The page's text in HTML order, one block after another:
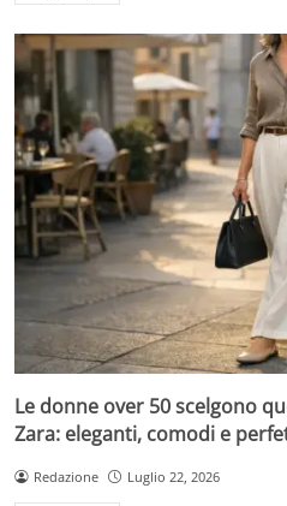
Le donne over 50 scelgono
Zara: eleganti, comodi e
Redazione Luglio 22, 2026